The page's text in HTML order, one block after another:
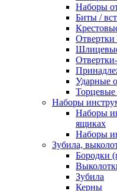
Наборы
Биты /
Ударные
Торцевые
Наборы
Наборы
ящиках
Наборы
Зубила,
Бородки
Зубила
Керны